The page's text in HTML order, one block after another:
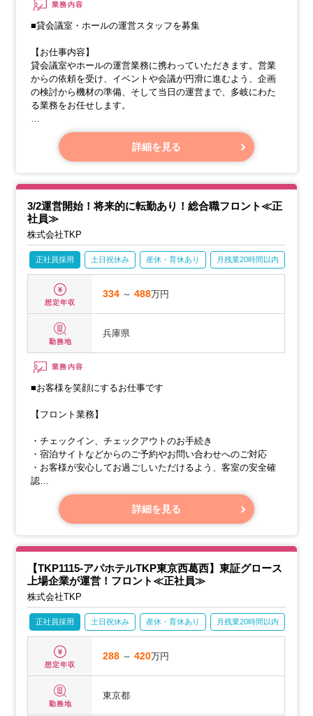
業務内容
■貸会議室・ホールの運営スタッフを募集
【お仕事内容】
貸会議室やホールの運営業務に携わっていただきます。営業
からの依頼を受け、イベントや会議が円滑に進むよう、企画
の検討から機材の準備、そして当日の運営まで、多岐にわた
る業務をお任せします。
【具体的な業務内容】
・【事前準備】
詳細を見る
3/2運営開始！将来的に転勤あり！総合職フロント≪正
社員≫
株式会社TKP
正社員採用 土日祝休み 産休・育休あり 月残業20時間以内
想定年収
334 ～488万円
勤務地
兵庫県
業務内容
■お客様を笑顔にするお仕事です
【フロント業務】
・チェックイン、チェックアウトのお手続き
・宿泊サイトなどからのご予約やお問い合わせへのご対応
・お客様が安心してお過ごしいただけるよう、客室の安全確
認
・ご宿泊のお客様やご来館のお客様への丁寧なご案内
詳細を見る
【TKP1115-アパホテルTKP東京西葛西】東証グロース
上場企業が運営！フロント≪正社員≫
株式会社TKP
正社員採用 土日祝休み 産休・育休あり 月残業20時間以内
想定年収
288 ～420万円
勤務地
東京都